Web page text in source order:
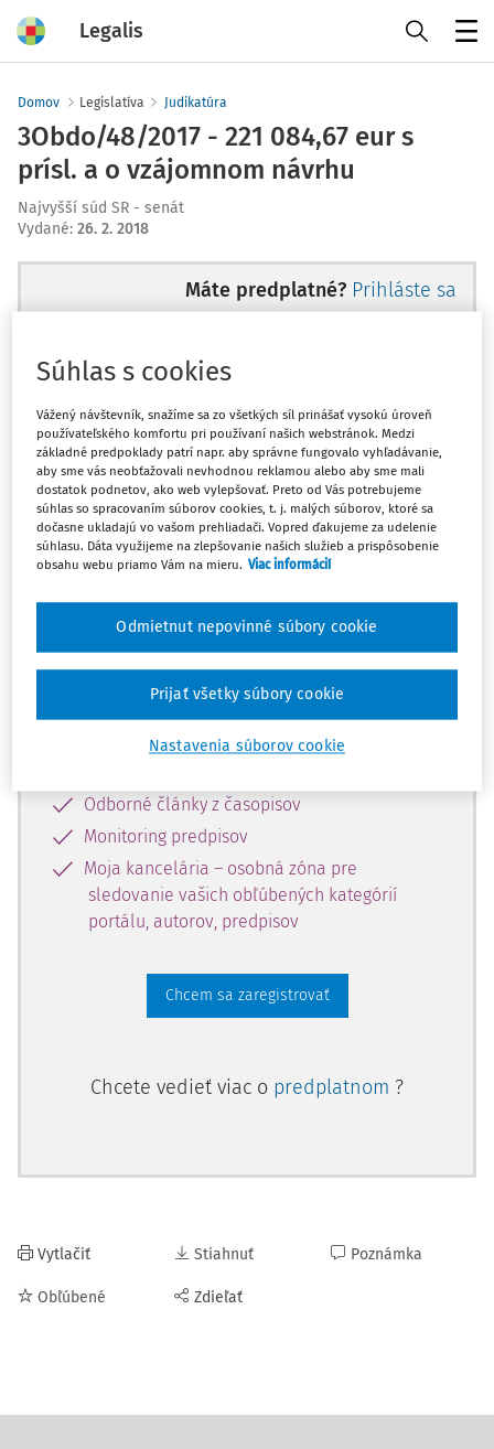
Legalis
Domov Legislatíva Judikatúra
3Obdo/48/2017 - 221 084,67 eur s
prísl. a o vzájomnom návrhu
Najvyšší súd SR - senát
Vydané: 26. 2. 2018
Máte predplatné? Prihláste sa
Ups, zatiaľ ste si prečítali len
začiatok...
Celý odborný obsah z tejto oblasti je
dostupný predplatiteľom portálu.
Odomknite si prístup k odbornému
obsahu a získajte prístup na 10 dní
zdarma, stačí sa len zaregistrovať.
Vďaka registrácii získate prístup aj k
vybranému obsahu:
Odborné články z časopisov
Monitoring predpisov
Moja kancelária – osobná zóna pre
sledovanie vašich obľúbených kategórií
portálu, autorov, predpisov
Chcem sa zaregistrovať
Chcete vedieť viac o predplatnom ?
Vytlačiť
Obľúbené
Stiahnuť
Zdieľať
Poznámka
Súhlas s cookies
Vážený návštevník, snažíme sa zo všetkých síl prinášať vysokú úroveň
používateľského komfortu pri používaní našich webstránok. Medzi
základné predpoklady patrí napr. aby správne fungovalo vyhľadávanie,
aby sme vás neobťažovali nevhodnou reklamou alebo aby sme mali
dostatok podnetov, ako web vylepšovať. Preto od Vás potrebujeme
súhlas so spracovaním súborov cookies, t. j. malých súborov, ktoré sa
dočasne ukladajú vo vašom prehliadači. Vopred ďakujeme za udelenie
súhlasu. Dáta využijeme na zlepšovanie našich služieb a prispôsobenie
obsahu webu priamo Vám na mieru. Viac informácií
Nastavenia súborov cookie
Odmietnut nepovinné súbory cookie
Prijať všetky súbory cookie